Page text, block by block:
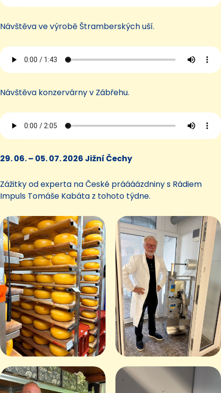
Návštěva ve výrobě Štramberských uší.
Návštěva konzervárny v Zábřehu.
29. 06. – 05. 07. 2026 Jižní Čechy
Zážitky od experta na České práááázdniny s Rádiem
Impuls Tomáše Kabáta z tohoto týdne.